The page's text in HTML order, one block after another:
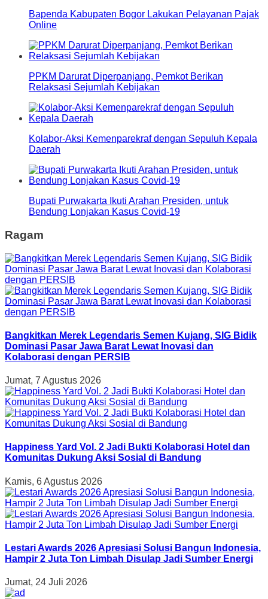
Bapenda Kabupaten Bogor Lakukan Pelayanan Pajak
Online
PPKM Darurat Diperpanjang, Pemkot Berikan
Relaksasi Sejumlah Kebijakan
Kolabor-Aksi Kemenparekraf dengan Sepuluh Kepala
Daerah
Bupati Purwakarta Ikuti Arahan Presiden, untuk
Bendung Lonjakan Kasus Covid-19
Ragam
Bangkitkan Merek Legendaris Semen Kujang, SIG Bidik
Dominasi Pasar Jawa Barat Lewat Inovasi dan
Kolaborasi dengan PERSIB
Jumat, 7 Agustus 2026
Happiness Yard Vol. 2 Jadi Bukti Kolaborasi Hotel dan
Komunitas Dukung Aksi Sosial di Bandung
Kamis, 6 Agustus 2026
Lestari Awards 2026 Apresiasi Solusi Bangun Indonesia,
Hampir 2 Juta Ton Limbah Disulap Jadi Sumber Energi
Jumat, 24 Juli 2026